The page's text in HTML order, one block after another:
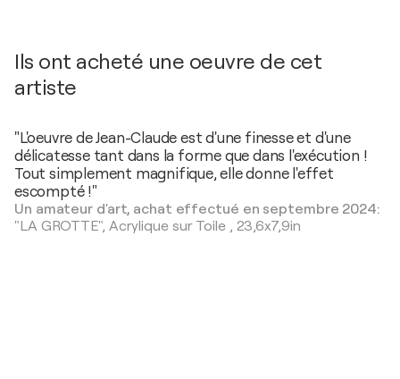
Ils ont acheté une oeuvre de cet
artiste
"L'oeuvre de Jean-Claude est d'une finesse et d'une
délicatesse tant dans la forme que dans l'exécution !
Tout simplement magnifique, elle donne l'effet
escompté !"
Un amateur d'art, achat effectué en septembre 2024:
"LA GROTTE", Acrylique sur Toile, 23,6x7,9in